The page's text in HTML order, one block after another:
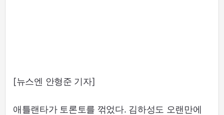
[뉴스엔 안형준 기자]
애틀랜타가 토론토를 꺾었다. 김하성도 오랜만에